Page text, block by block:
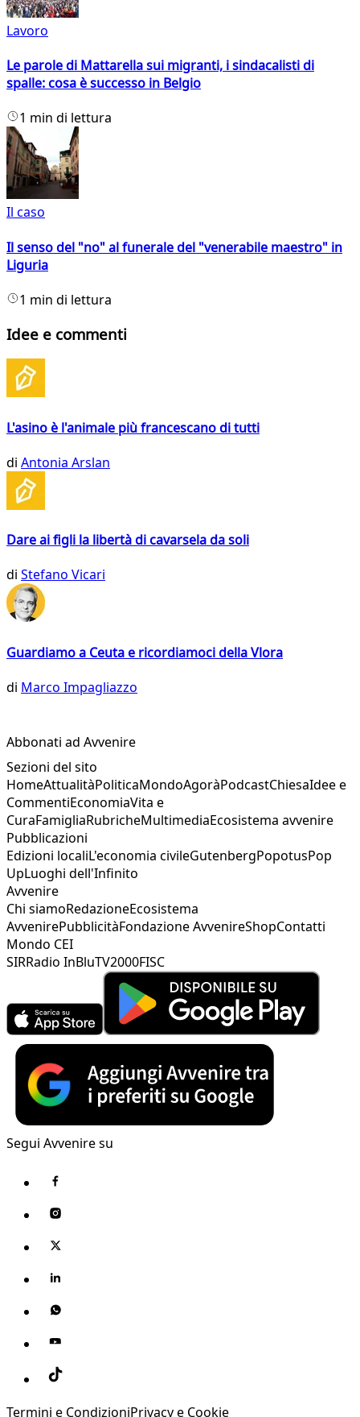
Lavoro
Le parole di Mattarella sui migranti, i sindacalisti di
spalle: cosa è successo in Belgio
1 min di lettura
Il caso
Il senso del "no" al funerale del "venerabile maestro" in
Liguria
1 min di lettura
Idee e commenti
L'asino è l'animale più francescano di tutti
di Antonia Arslan
Dare ai figli la libertà di cavarsela da soli
di Stefano Vicari
Guardiamo a Ceuta e ricordiamoci della Vlora
di Marco Impagliazzo
Abbonati ad Avvenire
Sezioni del sito
HomeAttualitàPoliticaMondoAgoràPodcastChiesaIdee e
CommentiEconomiaVita e
CuraFamigliaRubricheMultimediaEcosistema avvenire
Pubblicazioni
Edizioni localiL'economia civileGutenbergPopotusPop
UpLuoghi dell'Infinito
Avvenire
Chi siamoRedazioneEcosistema
AvvenirePubblicitàFondazione AvvenireShopContatti
Mondo CEI
SIRRadio InBluTV2000FISC
Segui Avvenire su
Termini e CondizioniPrivacy e Cookie